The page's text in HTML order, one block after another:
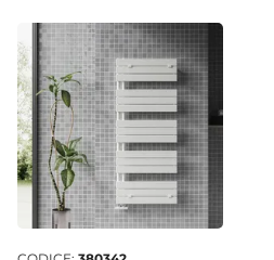
35 cm
Profondità Bidet
55 cm
Foro Bidet
Monoforo
Foro Troppopieno
Si
Interasse Montaggio Bidet